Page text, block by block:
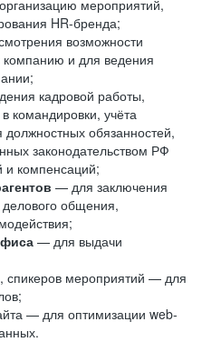
мероприятий,
HR-бренда;
возможности
компанию и для ведения
кадровой работы,
командировки, учёта
должностных обязанностей,
законодательством РФ
и компенсаций;
— для заключения
общения,
— для выдачи
спикеров мероприятий — для
— для оптимизации web-